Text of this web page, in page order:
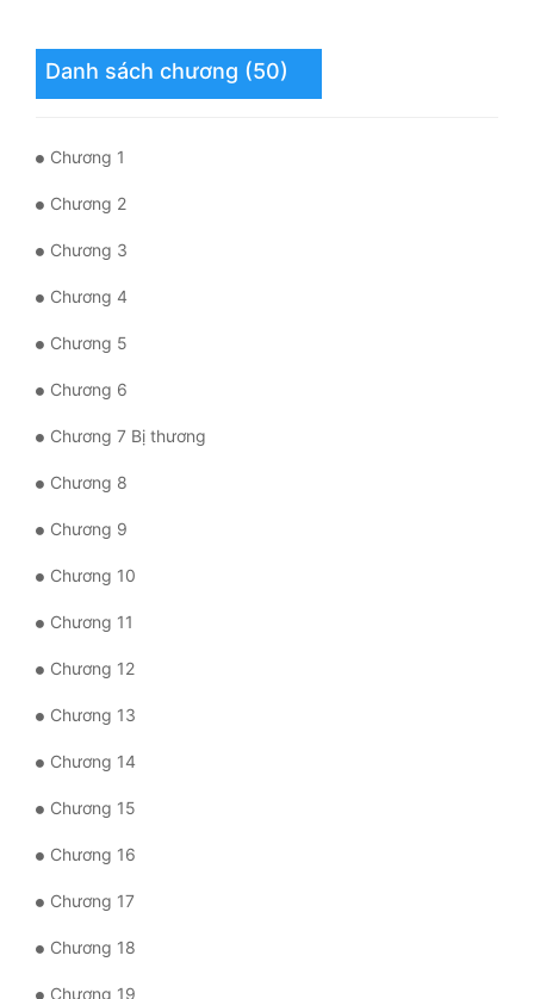
Tội Phạm
Vô Địch
Võ Hiệp
Võng Du
Xuyên Không
Xuyên Nhanh
Xuyên Sách
Xuyên Thư
Điền Văn
Đô Thị
Đông Phương
Đông Phương Huyền Huyễn
Đồng Nhân
Cẩu Đạo Trường Sinh
Ngự Thú
Truyện Nam
Truyện Nữ
Vô Địch Lưu
Xây Dựng Thế Lực
Danh sách chương (50)
Chương 1
Chương 2
Chương 3
Chương 4
Chương 5
Chương 6
Chương 7 Bị thương
Chương 8
Chương 9
Chương 10
Chương 11
Chương 12
Chương 13
Chương 14
Chương 15
Chương 16
Chương 17
Chương 18
Chương 19